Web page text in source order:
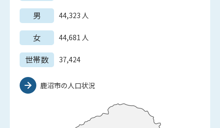
男 44,323 人
女 44,681 人
世帯数 37,424
鹿沼市の人口状況